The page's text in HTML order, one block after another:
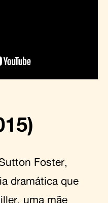
Foster,
dramática que
uma mãe